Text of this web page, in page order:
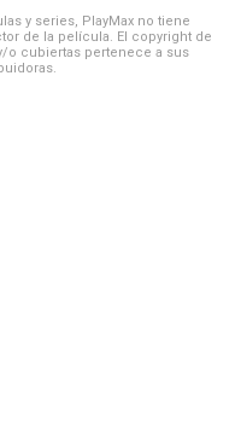
y series, PlayMax no tiene
de la película. El copyright de
o cubiertas pertenece a sus